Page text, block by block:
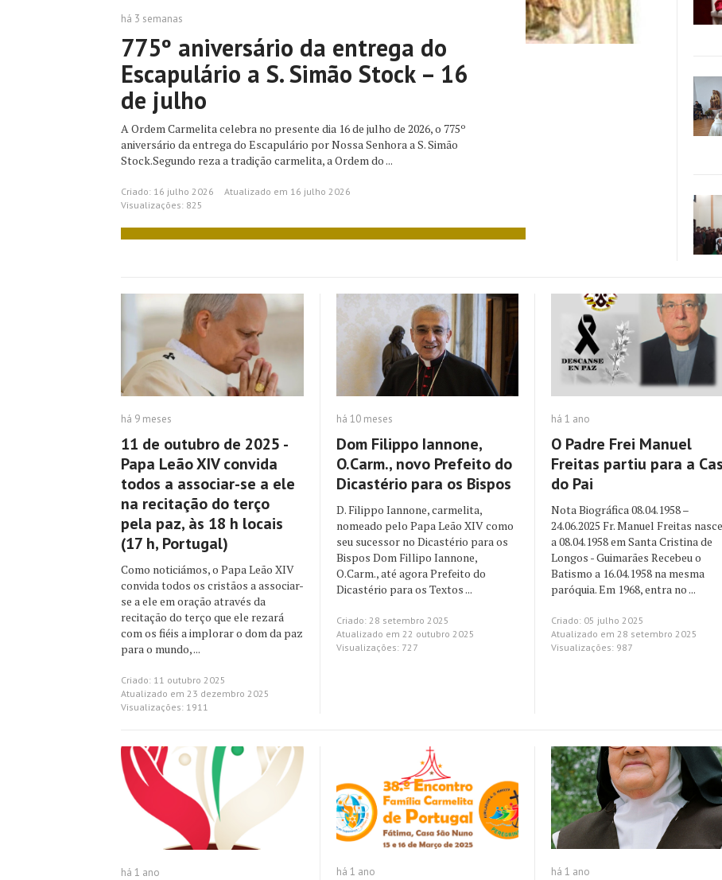
há 3 semanas
775º aniversário da entrega do
Escapulário a S. Simão Stock – 16
de julho
A Ordem Carmelita celebra no presente dia 16 de julho de 2026, o 775º
aniversário da entrega do Escapulário por Nossa Senhora a S. Simão
Stock.Segundo reza a tradição carmelita, a Ordem do ...
Criado: 16 julho 2026
Atualizado em 16 julho 2026
Visualizações: 825
há 9 meses
11 de outubro de 2025 -
Papa Leão XIV convida
todos a associar-se a ele
na recitação do terço
pela paz, às 18 h locais
(17 h, Portugal)
Como noticiámos, o Papa Leão XIV
convida todos os cristãos a associar-
se a ele em oração através da
recitação do terço que ele rezará
com os fiéis a implorar o dom da paz
para o mundo, ...
Criado: 11 outubro 2025
Atualizado em 23 dezembro 2025
Visualizações: 1911
há 10 meses
Dom Filippo Iannone,
O.Carm., novo Prefeito do
Dicastério para os Bispos
D. Filippo Iannone, carmelita,
nomeado pelo Papa Leão XIV como
seu sucessor no Dicastério para os
Bispos Dom Fillipo Iannone,
O.Carm., até agora Prefeito do
Dicastério para os Textos ...
Criado: 28 setembro 2025
Atualizado em 22 outubro 2025
Visualizações: 727
há 1 ano
O Padre Frei Manuel
Freitas partiu para a
do Pai
Nota Biográfica 08.04.1958 –
24.06.2025 Fr. Manuel Freitas
a 08.04.1958 em Santa Cristina de
Longos - Guimarães Recebeu o
Batismo a 16.04.1958 na mesma
paróquia. Em 1968, entra no ...
Criado: 05 julho 2025
Atualizado em 28 setembro 2025
Visualizações: 987
há 1 ano há 1 ano há 1 ano